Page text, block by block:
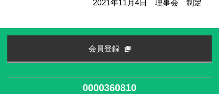
2021年11月4日 理事会 制定
会員登録
0000360810